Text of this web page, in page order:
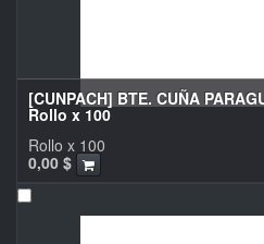
[CUNPACH] BTE. CUÑA
Rollo x 100
0,00 $
Rollo x 100